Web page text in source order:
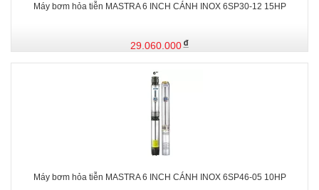
Máy bơm hỏa tiễn MASTRA 6 INCH CÁNH INOX 6SP30-12 15HP
29.060.000
Máy bơm hỏa tiễn MASTRA 6 INCH CÁNH INOX 6SP46-05 10HP